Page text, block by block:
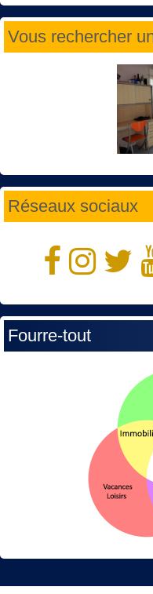
Vous rechercher
Réseaux sociaux
Fourre-tout